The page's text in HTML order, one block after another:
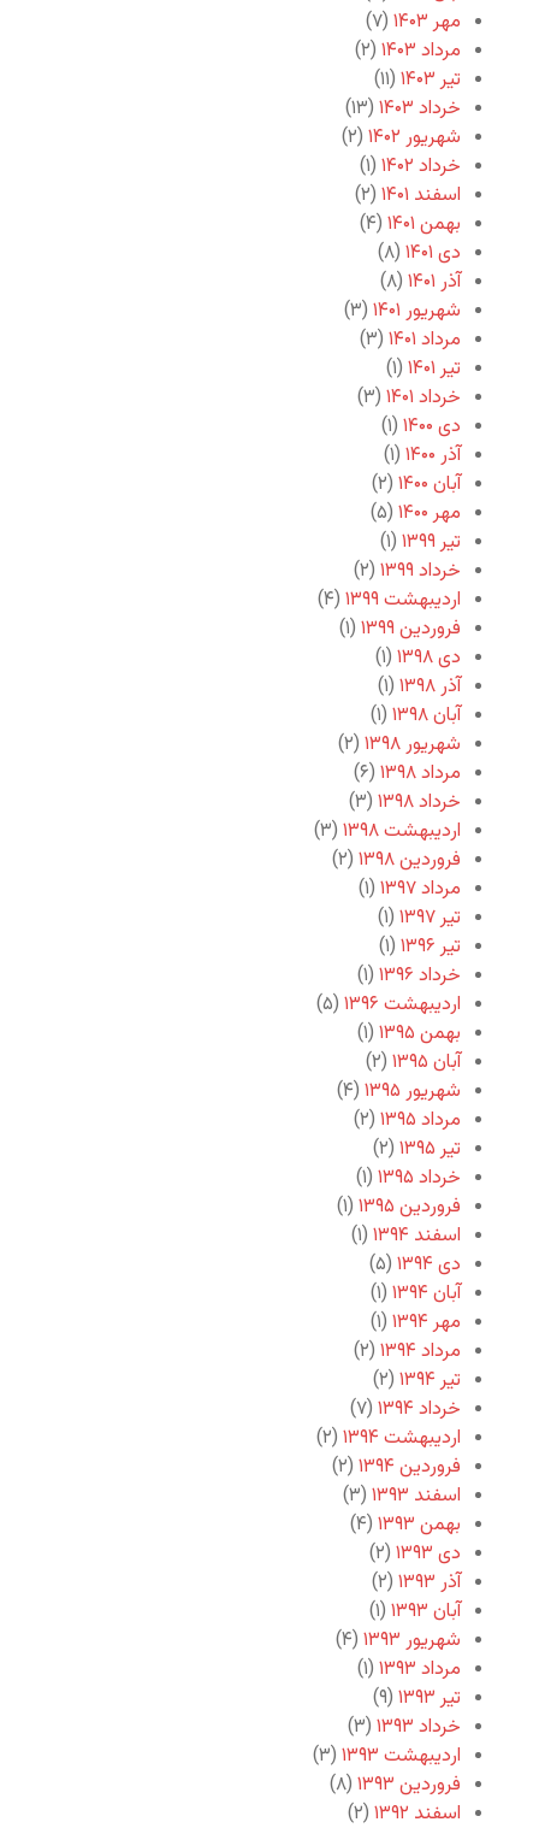
مهر ۱۴۰۳
(۷)
مرداد ۱۴۰۳
(۲)
تیر ۱۴۰۳
(۱۱)
خرداد ۱۴۰۳
(۱۳)
شهریور ۱۴۰۲
(۲)
خرداد ۱۴۰۲
(۱)
اسفند ۱۴۰۱
(۲)
بهمن ۱۴۰۱
(۴)
دی ۱۴۰۱
(۸)
آذر ۱۴۰۱
(۸)
شهریور ۱۴۰۱
(۳)
مرداد ۱۴۰۱
(۳)
تیر ۱۴۰۱
(۱)
خرداد ۱۴۰۱
(۳)
دی ۱۴۰۰
(۱)
آذر ۱۴۰۰
(۱)
آبان ۱۴۰۰
(۲)
مهر ۱۴۰۰
(۵)
تیر ۱۳۹۹
(۱)
خرداد ۱۳۹۹
(۲)
اردیبهشت ۱۳۹۹
(۴)
فروردین ۱۳۹۹
(۱)
دی ۱۳۹۸
(۱)
آذر ۱۳۹۸
(۱)
آبان ۱۳۹۸
(۱)
شهریور ۱۳۹۸
(۲)
مرداد ۱۳۹۸
(۶)
خرداد ۱۳۹۸
(۳)
اردیبهشت ۱۳۹۸
(۳)
فروردین ۱۳۹۸
(۲)
مرداد ۱۳۹۷
(۱)
تیر ۱۳۹۷
(۱)
تیر ۱۳۹۶
(۱)
خرداد ۱۳۹۶
(۱)
اردیبهشت ۱۳۹۶
(۵)
بهمن ۱۳۹۵
(۱)
آبان ۱۳۹۵
(۲)
شهریور ۱۳۹۵
(۴)
مرداد ۱۳۹۵
(۲)
تیر ۱۳۹۵
(۲)
خرداد ۱۳۹۵
(۱)
فروردین ۱۳۹۵
(۱)
اسفند ۱۳۹۴
(۱)
دی ۱۳۹۴
(۵)
آبان ۱۳۹۴
(۱)
مهر ۱۳۹۴
(۱)
مرداد ۱۳۹۴
(۲)
تیر ۱۳۹۴
(۲)
خرداد ۱۳۹۴
(۷)
اردیبهشت ۱۳۹۴
(۲)
فروردین ۱۳۹۴
(۲)
اسفند ۱۳۹۳
(۳)
بهمن ۱۳۹۳
(۴)
دی ۱۳۹۳
(۲)
آذر ۱۳۹۳
(۲)
آبان ۱۳۹۳
(۱)
شهریور ۱۳۹۳
(۴)
مرداد ۱۳۹۳
(۱)
تیر ۱۳۹۳
(۹)
خرداد ۱۳۹۳
(۳)
اردیبهشت ۱۳۹۳
(۳)
فروردین ۱۳۹۳
(۸)
اسفند ۱۳۹۲
(۲)